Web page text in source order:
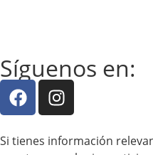
Síguenos en:
Si tienes información